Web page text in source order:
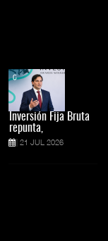
Inversión Fija Bruta
repunta,
21 JUL 2026